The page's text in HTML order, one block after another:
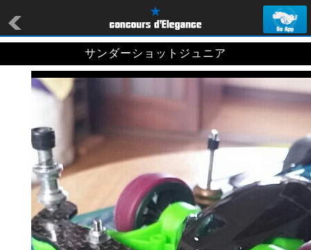
サンダーショットジュニア